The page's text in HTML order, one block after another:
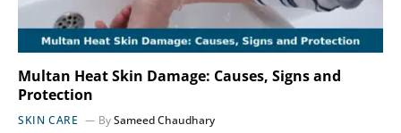
Multan Heat Skin Damage: Causes, Signs and
Protection
SKIN CARE By Sameed Chaudhary